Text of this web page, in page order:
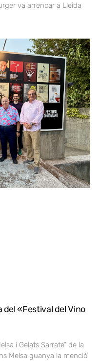
va arrencar a Lleida
del «Festival del Vino
i Gelats Sarrate” de la
Melsa guanya la menció